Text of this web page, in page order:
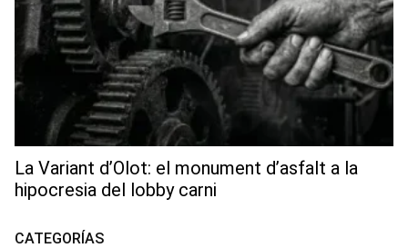
La Variant d’Olot: el monument d’asfalt a la
hipocresia del lobby carni
CATEGORÍAS